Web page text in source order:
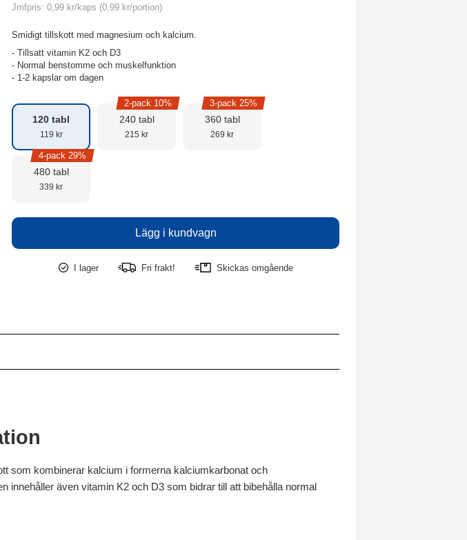
Jmfpris: 0,99 kr/kaps (0,99 kr/portion)
Smidigt tillskott med magnesium och kalcium.
- Tillsatt vitamin K2 och D3
- Normal benstomme och muskelfunktion
- 1-2 kapslar om dagen
120 tabl
119 kr
240 tabl
215 kr
2-pack 10%
360 tabl
269 kr
3-pack 25%
480 tabl
339 kr
4-pack 29%
I lager Fri frakt! Skickas omgående
som kombinerar kalcium i formerna kalciumkarbonat och
även vitamin K2 och D3 som bidrar till att bibehålla normal